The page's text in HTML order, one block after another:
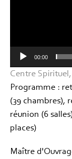
00:00
Centre
Programme :
(39 chambres),
réunion (6
places)
Maître